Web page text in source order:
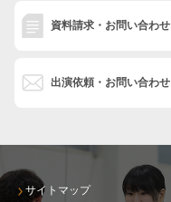
資料請求・お問い合わせ
出演依頼・お問い合わせ
サイトマップ